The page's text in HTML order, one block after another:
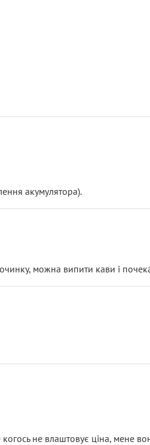
акумулятора).
можна випити кави і
не влаштовує ціна, мене